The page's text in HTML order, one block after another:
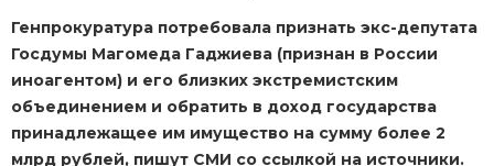
Генпрокуратура потребовала признать экс-депутата
Госдумы Магомеда Гаджиева (признан в России
иноагентом) и его близких экстремистским
объединением и обратить в доход государства
принадлежащее им имущество на сумму более 2
млрд рублей, пишут СМИ со ссылкой на источники.